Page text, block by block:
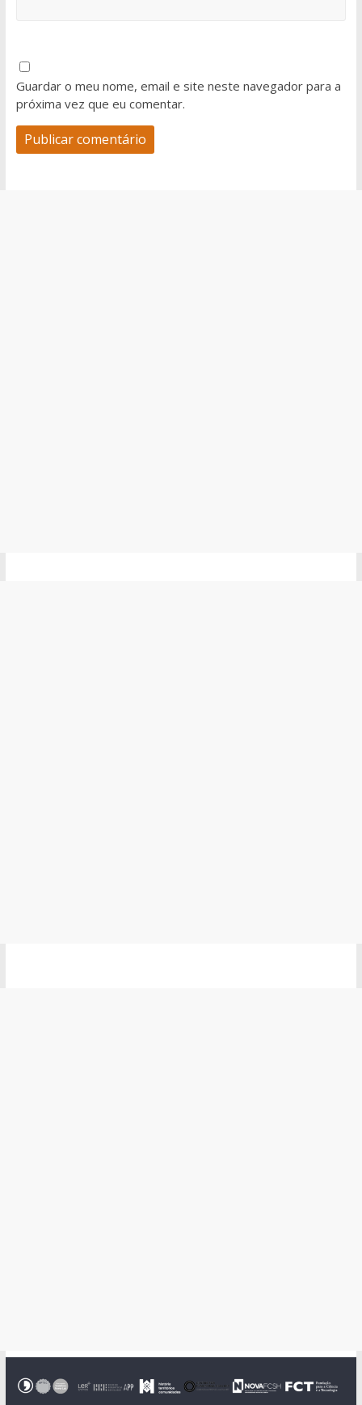
Guardar o meu nome, email e site neste navegador para a
próxima vez que eu comentar.